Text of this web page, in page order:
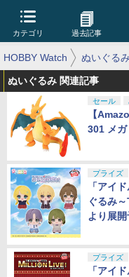
カテゴリ 過去記事
HOBBY Watch ぬいぐるみ
ぬいぐるみ 関連記事
セール
【
301 メ
プライズ
「アイ
ぐるみ
より展開
プライズ
「アイ